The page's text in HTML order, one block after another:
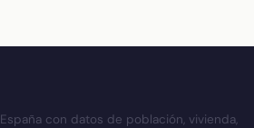
con datos de población, vivienda,